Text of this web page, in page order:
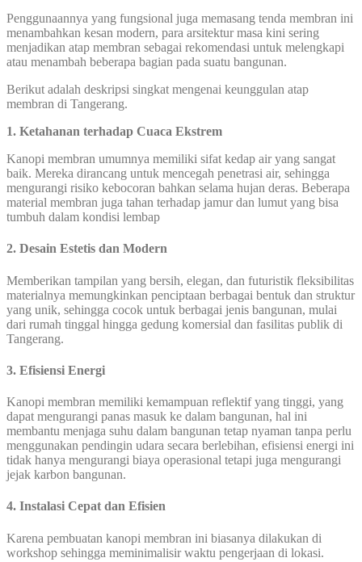
Penggunaannya yang fungsional juga memasang tenda membran ini
menambahkan kesan modern, para arsitektur masa kini sering
menjadikan atap membran sebagai rekomendasi untuk melengkapi
atau menambah beberapa bagian pada suatu bangunan.
Berikut adalah deskripsi singkat mengenai keunggulan atap
membran di Tangerang.
1. Ketahanan terhadap Cuaca Ekstrem
Kanopi membran umumnya memiliki sifat kedap air yang sangat
baik. Mereka dirancang untuk mencegah penetrasi air, sehingga
mengurangi risiko kebocoran bahkan selama hujan deras. Beberapa
material membran juga tahan terhadap jamur dan lumut yang bisa
tumbuh dalam kondisi lembap
2. Desain Estetis dan Modern
Memberikan tampilan yang bersih, elegan, dan futuristik fleksibilitas
materialnya memungkinkan penciptaan berbagai bentuk dan struktur
yang unik, sehingga cocok untuk berbagai jenis bangunan, mulai
dari rumah tinggal hingga gedung komersial dan fasilitas publik di
Tangerang.
3. Efisiensi Energi
Kanopi membran memiliki kemampuan reflektif yang tinggi, yang
dapat mengurangi panas masuk ke dalam bangunan, hal ini
membantu menjaga suhu dalam bangunan tetap nyaman tanpa perlu
menggunakan pendingin udara secara berlebihan, efisiensi energi ini
tidak hanya mengurangi biaya operasional tetapi juga mengurangi
jejak karbon bangunan.
4. Instalasi Cepat dan Efisien
Karena pembuatan kanopi membran ini biasanya dilakukan di
workshop sehingga meminimalisir waktu pengerjaan di lokasi.